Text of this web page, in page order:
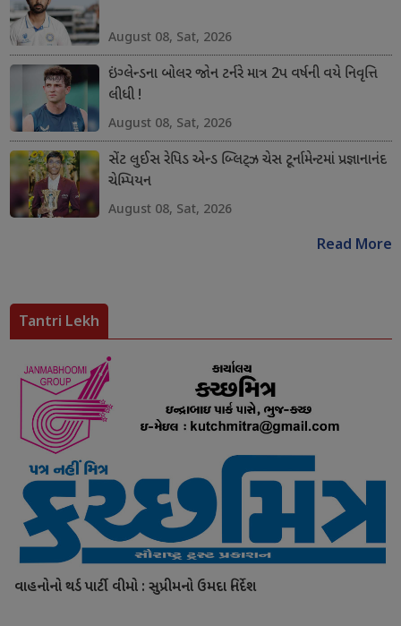
August 08, Sat, 2026
ઇંગ્લેન્ડના બોલર જોન ટર્નરે માત્ર 2પ વર્ષની વયે નિવૃત્તિ
લીધી !
August 08, Sat, 2026
સેંટ લુઈસ રેપિડ એન્ડ બ્લિટ્ઝ ચેસ ટૂર્નામેન્ટમાં પ્રજ્ઞાનાનંદ
ચેમ્પિયન
August 08, Sat, 2026
Read More
Tantri Lekh
વાહનોનો થર્ડ પાર્ટી વીમો : સુપ્રીમનો ઉમદા નિર્દેશ